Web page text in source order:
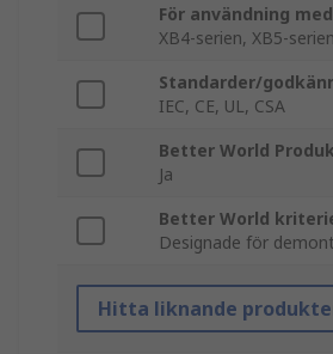
För användning med
XB4-serien, XB5-serien
Standarder/
IEC, CE, UL, CSA
Better World
Ja
Better World
Designade för
Hitta liknande